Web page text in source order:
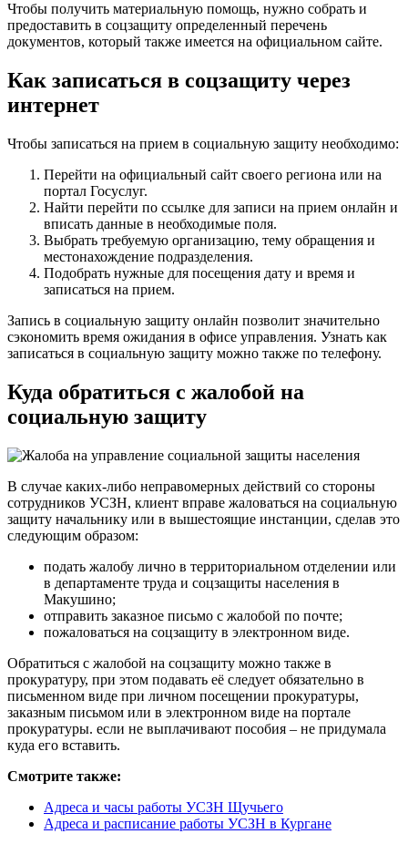
Чтобы получить материальную помощь, нужно собрать и
предоставить в соцзащиту определенный перечень
документов, который также имеется на официальном сайте.
Как записаться в соцзащиту через
интернет
Чтобы записаться на прием в социальную защиту необходимо:
Перейти на официальный сайт своего региона или на
портал Госуслуг.
Найти перейти по ссылке для записи на прием онлайн и
вписать данные в необходимые поля.
Выбрать требуемую организацию, тему обращения и
местонахождение подразделения.
Подобрать нужные для посещения дату и время и
записаться на прием.
Запись в социальную защиту онлайн позволит значительно
сэкономить время ожидания в офисе управления. Узнать как
записаться в социальную защиту можно также по телефону.
Куда обратиться с жалобой на
социальную защиту
В случае каких-либо неправомерных действий со стороны
сотрудников УСЗН, клиент вправе жаловаться на социальную
защиту начальнику или в вышестоящие инстанции, сделав это
следующим образом:
подать жалобу лично в территориальном отделении или
в департаменте труда и соцзащиты населения в
Макушино;
отправить заказное письмо с жалобой по почте;
пожаловаться на соцзащиту в электронном виде.
Обратиться с жалобой на соцзащиту можно также в
прокуратуру, при этом подавать её следует обязательно в
письменном виде при личном посещении прокуратуры,
заказным письмом или в электронном виде на портале
прокуратуры. если не выплачивают пособия – не придумала
куда его вставить.
Смотрите также:
Адреса и часы работы УСЗН Щучьего
Адреса и расписание работы УСЗН в Кургане